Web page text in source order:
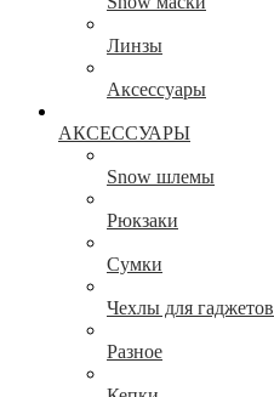
Линзы
Аксессуары
АКСЕССУАРЫ
Snow шлемы
Рюкзаки
Сумки
Чехлы для гаджетов
Разное